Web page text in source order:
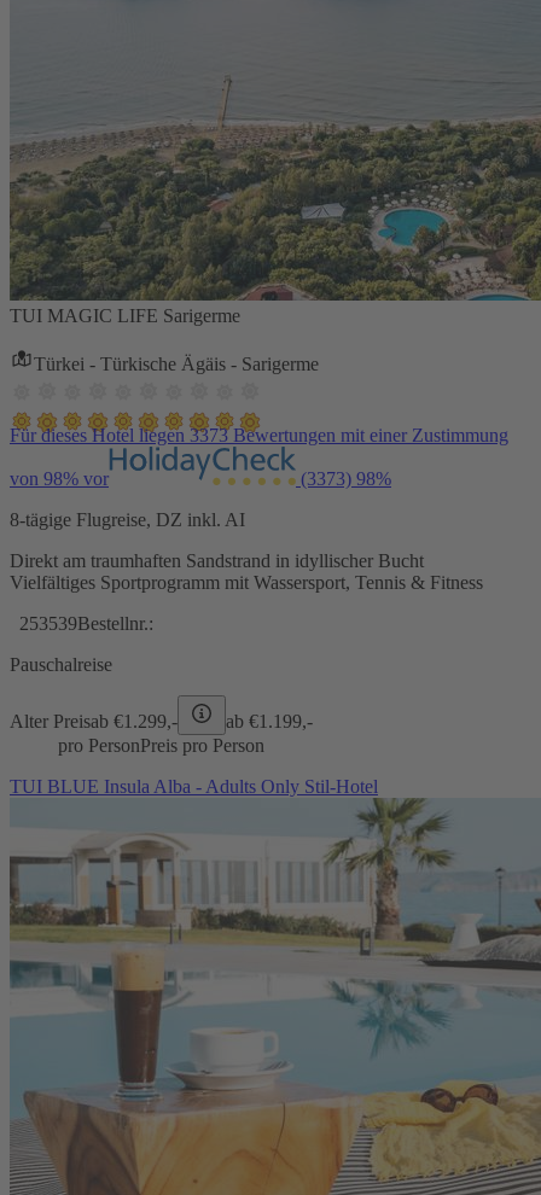
TUI MAGIC LIFE Sarigerme
Türkei - Türkische Ägäis - Sarigerme
Für dieses Hotel liegen 3373 Bewertungen mit einer Zustimmung
von 98% vor (3373) 98%
8-tägige Flugreise, DZ inkl. AI
Direkt am traumhaften Sandstrand in idyllischer Bucht
Vielfältiges Sportprogramm mit Wassersport, Tennis & Fitness
253539Bestellnr.:
Pauschalreise
Alter Preisab €1.299,- ab €1.199,-
pro PersonPreis pro Person
TUI BLUE Insula Alba - Adults Only Stil-Hotel